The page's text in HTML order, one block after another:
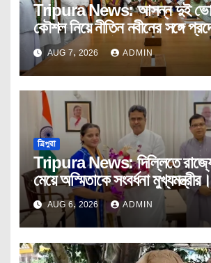
Tripura News: আসন্ন দুই ভোট
কৌশল নিয়ে নীতিন নবীনের সঙ্গে
কোর কমিটির বৈঠক।
AUG 7, 2026 ADMIN
ত্রিপুরা
Tripura News: দিল্লিতে
মেয়ে অস্মিতাকে সংবর্ধনা মুখ্যমন্ত্রীর।
AUG 6, 2026 ADMIN